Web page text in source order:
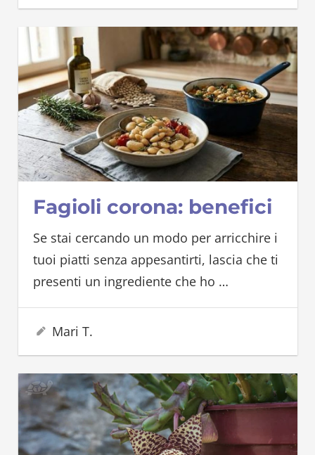
Fagioli corona: benefici
Se stai cercando un modo per arricchire i
tuoi piatti senza appesantirti, lascia che ti
presenti un ingrediente che ho …
18 Giugno 2026
Mari T.